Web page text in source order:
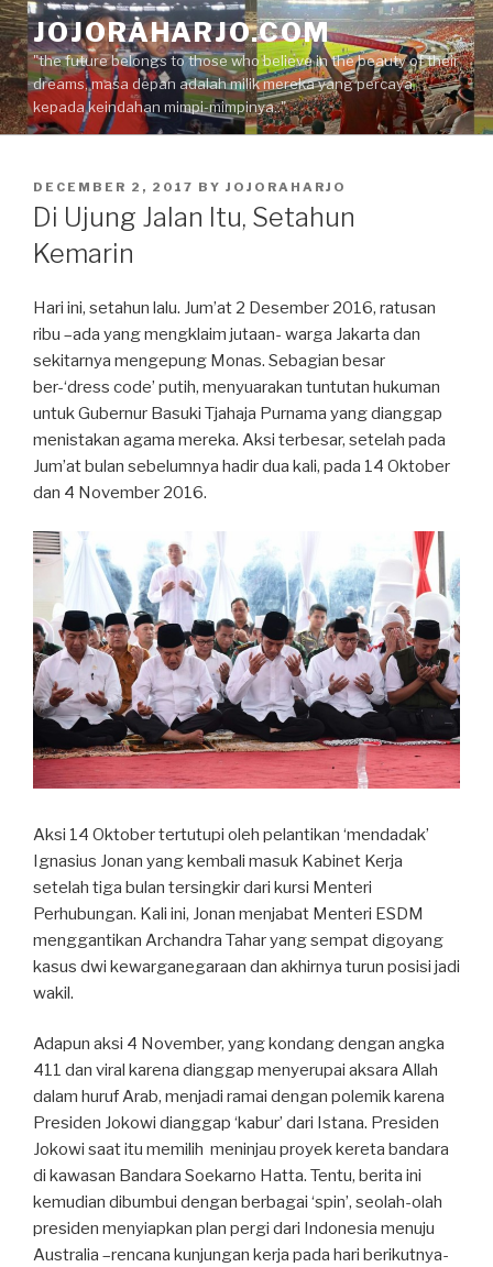
Skip
to
content
JOJORAHARJO.COM
"the future belongs to those who believe in the beauty of their
dreams, masa depan adalah milik mereka yang percaya
kepada keindahan mimpi-mimpinya.."
POSTED
ON
DECEMBER 2, 2017 BY JOJORAHARJO
Di Ujung Jalan Itu, Setahun
Kemarin
Hari ini, setahun lalu. Jum’at 2 Desember 2016, ratusan
ribu –ada yang mengklaim jutaan- warga Jakarta dan
sekitarnya mengepung Monas. Sebagian besar
ber-‘dress code’ putih, menyuarakan tuntutan hukuman
untuk Gubernur Basuki Tjahaja Purnama yang dianggap
menistakan agama mereka. Aksi terbesar, setelah pada
Jum’at bulan sebelumnya hadir dua kali, pada 14 Oktober
dan 4 November 2016.
Aksi 14 Oktober tertutupi oleh pelantikan ‘mendadak’
Ignasius Jonan yang kembali masuk Kabinet Kerja
setelah tiga bulan tersingkir dari kursi Menteri
Perhubungan. Kali ini, Jonan menjabat Menteri ESDM
menggantikan Archandra Tahar yang sempat digoyang
kasus dwi kewarganegaraan dan akhirnya turun posisi jadi
wakil.
Adapun aksi 4 November, yang kondang dengan angka
411 dan viral karena dianggap menyerupai aksara Allah
dalam huruf Arab, menjadi ramai dengan polemik karena
Presiden Jokowi dianggap ‘kabur’ dari Istana. Presiden
Jokowi saat itu memilih meninjau proyek kereta bandara
di kawasan Bandara Soekarno Hatta. Tentu, berita ini
kemudian dibumbui dengan berbagai ‘spin’, seolah-olah
presiden menyiapkan plan pergi dari Indonesia menuju
Australia –rencana kunjungan kerja pada hari berikutnya-